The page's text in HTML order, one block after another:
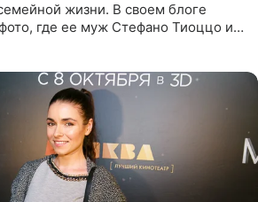
жизни. В своем блоге
где ее муж Стефано Тиоццо и